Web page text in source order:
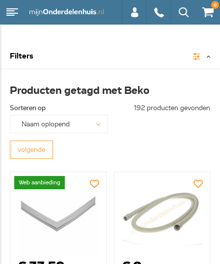
0
Filters
Producten getagd met Beko
Sorteren op 192 producten gevonden
volgende
Web aanbieding